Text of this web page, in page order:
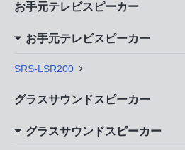
お手元テレビスピーカー
お手元テレビスピーカー
SRS-LSR200
グラスサウンドスピーカー
グラスサウンドスピーカー